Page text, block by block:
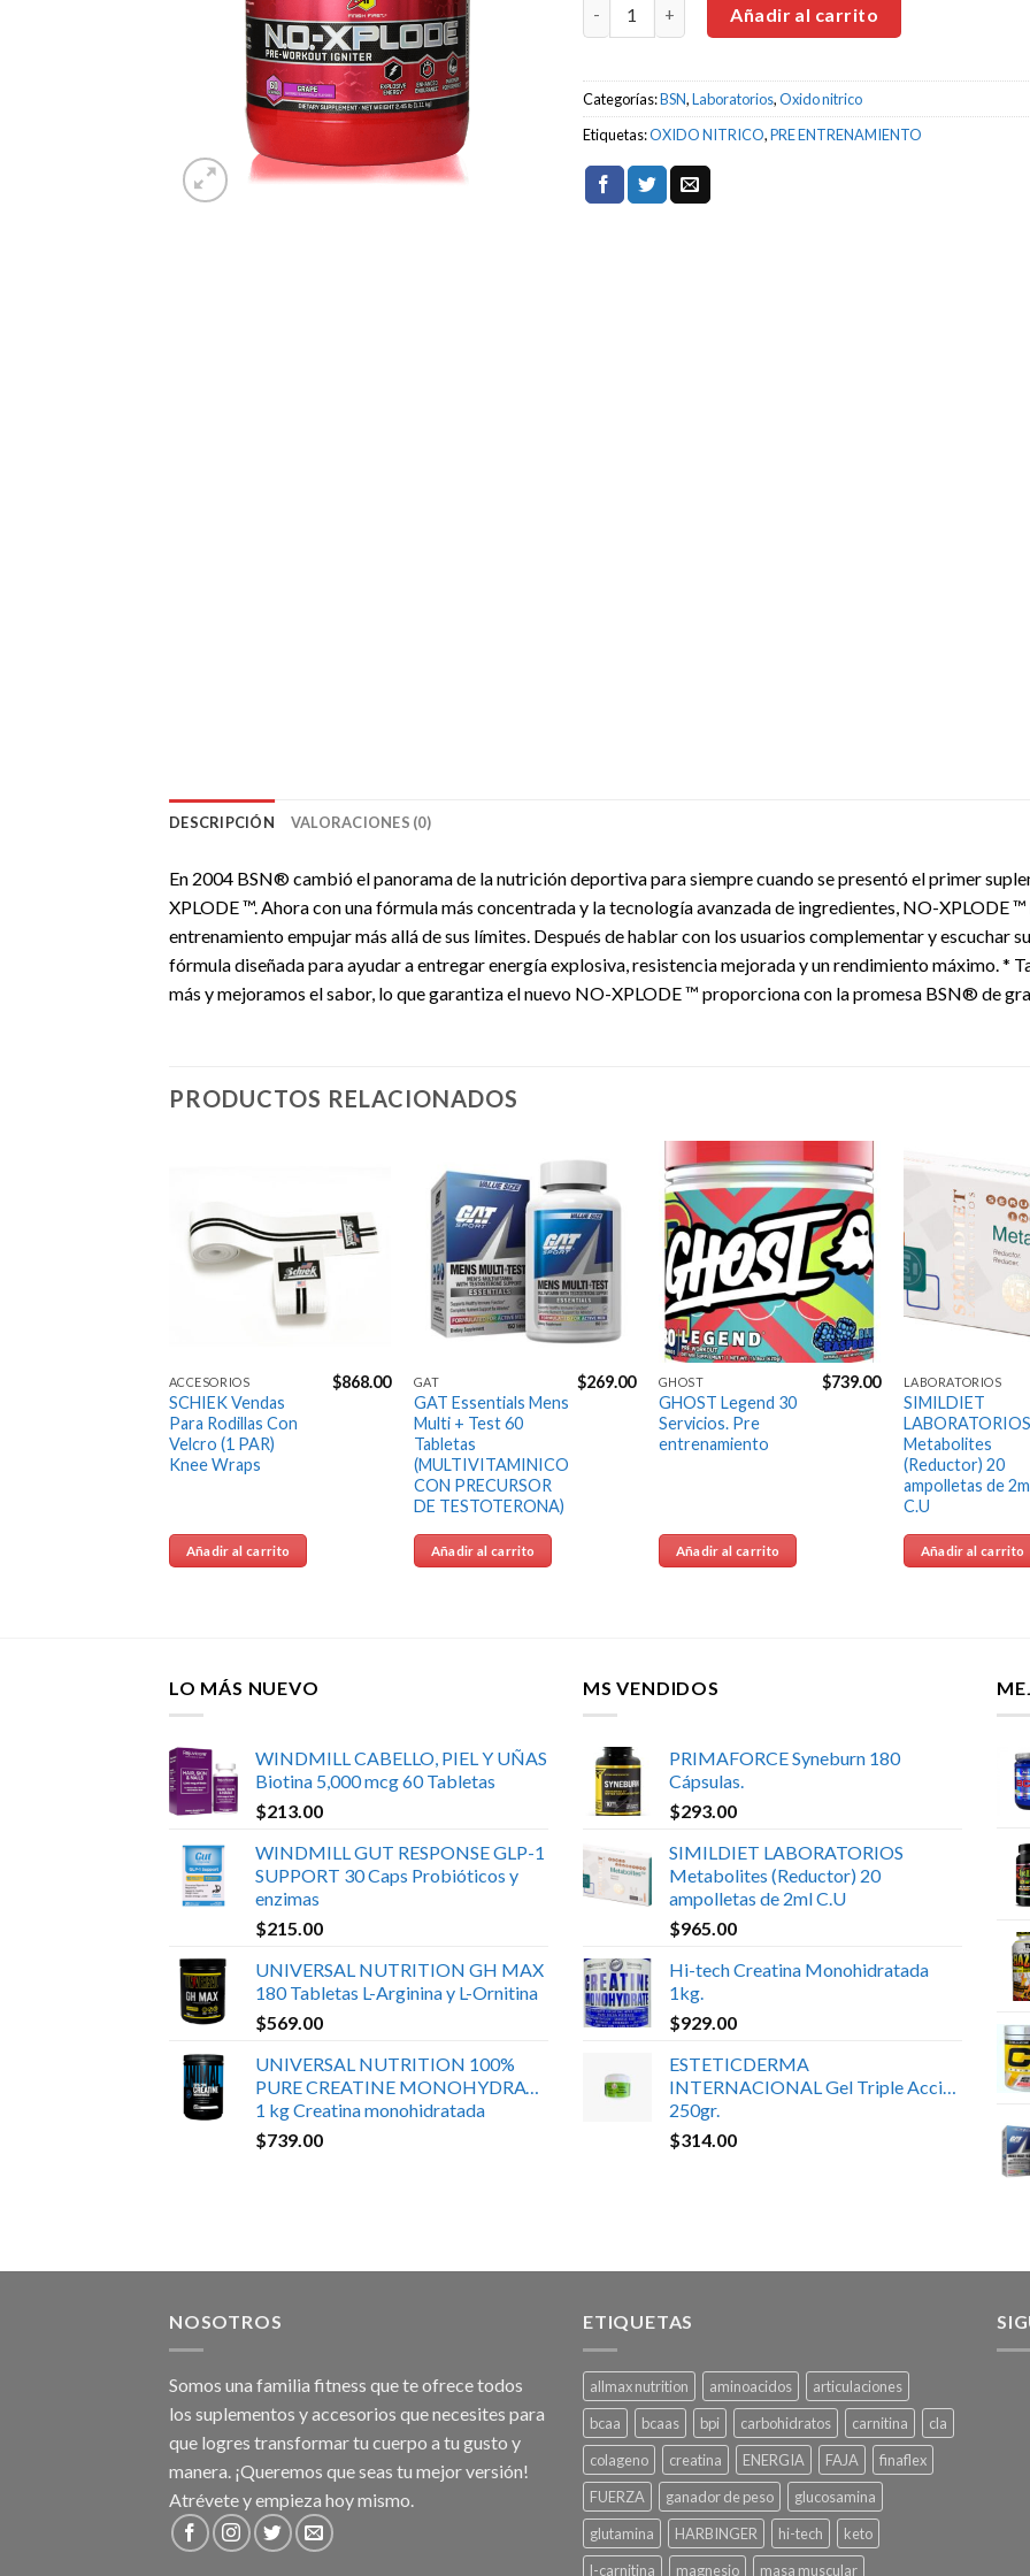
Añadir al carrito
Categorías:BSN,Laboratorios,Oxido nitrico
Etiquetas:OXIDO NITRICO,PRE ENTRENAMIENTO
DESCRIPCIÓN VALORACIONES (0)
En 2004 BSN® cambió el panorama de la nutrición deportiva para siempre cuando se presentó el primer
XPLODE ™. Ahora con una fórmula más concentrada y la tecnología avanzada de ingredientes, NO-XPLODE
entrenamiento empujar más allá de sus límites. Después de hablar con los usuarios complementar y escuchar
fórmula diseñada para ayudar a entregar energía explosiva, resistencia mejorada y un rendimiento máximo. *
más y mejoramos el sabor, lo que garantiza el nuevo NO-XPLODE ™ proporciona con la promesa BSN® de
PRODUCTOS RELACIONADOS
a la
Lista de
deseos
ACCESORIOS
SCHIEK Vendas
Para Rodillas Con
Velcro (1 PAR)
Knee Wraps
$868.00
Añadir al carrito
Agregar
a la
Lista de
deseos
GAT
GAT Essentials Mens
Multi + Test 60
Tabletas
(MULTIVITAMINICO
CON PRECURSOR
DE TESTOTERONA)
$269.00
Añadir al carrito
Agregar
a la
Lista de
deseos
GHOST
GHOST Legend 30
Servicios. Pre
entrenamiento
$739.00
Añadir al carrito
LABORATORIOS
SIMILDIET
LABORATORIOS
Metabolites
(Reductor) 20
ampolletas de
C.U
Añadir al carrito
LO MÁS NUEVO
WINDMILL CABELLO, PIEL Y UÑAS
Biotina 5,000 mcg 60 Tabletas
$213.00
WINDMILL GUT RESPONSE GLP-1
SUPPORT 30 Caps Probióticos y
enzimas
$215.00
UNIVERSAL NUTRITION GH MAX
180 Tabletas L-Arginina y L-Ornitina
$569.00
UNIVERSAL NUTRITION 100%
PURE CREATINE MONOHYDRATE
1 kg Creatina monohidratada
$739.00
MS VENDIDOS
PRIMAFORCE Syneburn 180
Cápsulas.
$293.00
SIMILDIET LABORATORIOS
Metabolites (Reductor) 20
ampolletas de 2ml C.U
$965.00
Hi-tech Creatina Monohidratada
1kg.
$929.00
ESTETICDERMA
INTERNACIONAL Gel Triple Acción
250gr.
$314.00
NOSOTROS
Somos una familia fitness que te ofrece todos
los suplementos y accesorios que necesites para
que logres transformar tu cuerpo a tu gusto y
manera. ¡Queremos que seas tu mejor versión!
Atrévete y empieza hoy mismo.
ETIQUETAS
allmax nutrition aminoacidos
articulaciones
bcaa
bcaas bpi carbohidratos carnitina
cla
colageno
creatina ENERGIA FAJA
finaflex
FUERZA
ganador de peso
glucosamina
glutamina
HARBINGER hi-tech
keto
l-carnitina
magnesio masa muscular